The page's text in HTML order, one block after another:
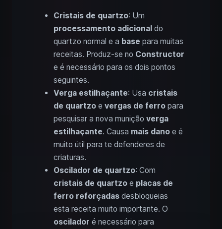
Cristais de quartzo: Um
processamento adicional do
quartzo normal e a base para muitas
receitas. Produz-se no Constructor
e é necessário para os dois pontos
seguintes.
Verga estilhaçante: Usa cristais
de quartzo e vergas de ferro para
pesquisar a nova munição verga
estilhaçante. Causa mais dano e é
muito útil para te defenderes de
criaturas.
Oscilador de quartzo: Com
cristais de quartzo e placas de
ferro reforçadas desbloqueias
esta receita muito importante. O
oscilador é necessário para